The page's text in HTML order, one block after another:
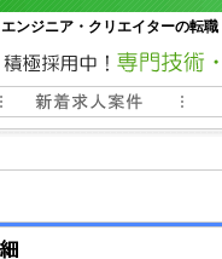
エンジニア・クリエイターの転
常時3000件以上の求人情報掲載中